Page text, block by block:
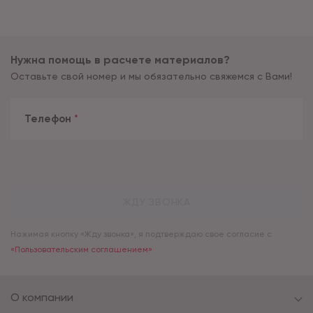
Нужна помощь в расчете материалов?
Оставьте свой номер и мы обязательно свяжемся с Вами!
Телефон *
Нажимая кнопку «Жду звонка», я подтверждаю свое согласие с
«Пользовательским соглашением»
О компании